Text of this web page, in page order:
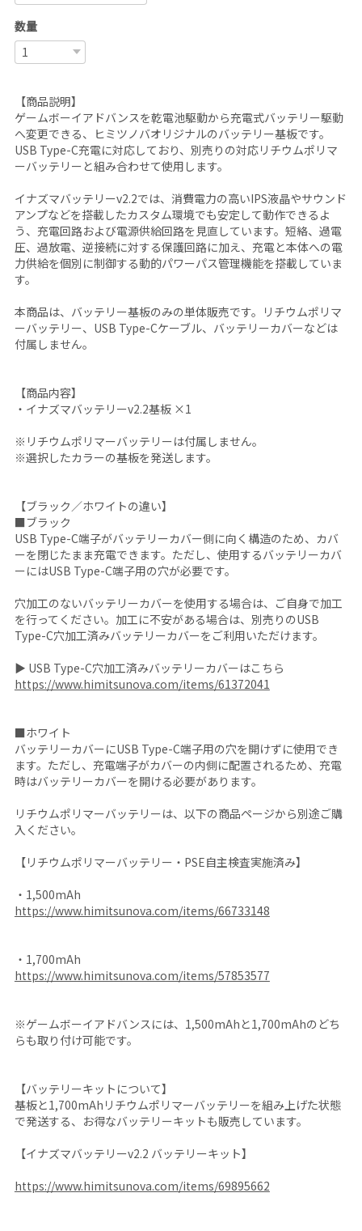
数量
【商品説明】
ゲームボーイアドバンスを乾電池駆動から充電式バッテリー駆動
へ変更できる、ヒミツノバオリジナルのバッテリー基板です。
USB Type-C充電に対応しており、別売りの対応リチウムポリマ
ーバッテリーと組み合わせて使用します。
イナズマバッテリーv2.2では、消費電力の高いIPS液晶やサウンド
アンプなどを搭載したカスタム環境でも安定して動作できるよ
う、充電回路および電源供給回路を見直しています。短絡、過電
圧、過放電、逆接続に対する保護回路に加え、充電と本体への電
力供給を個別に制御する動的パワーパス管理機能を搭載していま
す。
本商品は、バッテリー基板のみの単体販売です。リチウムポリマ
ーバッテリー、USB Type-Cケーブル、バッテリーカバーなどは
付属しません。
【商品内容】
・イナズマバッテリーv2.2基板 ×1
※リチウムポリマーバッテリーは付属しません。
※選択したカラーの基板を発送します。
【ブラック／ホワイトの違い】
■ブラック
USB Type-C端子がバッテリーカバー側に向く構造のため、カバ
ーを閉じたまま充電できます。ただし、使用するバッテリーカバ
ーにはUSB Type-C端子用の穴が必要です。
穴加工のないバッテリーカバーを使用する場合は、ご自身で加工
を行ってください。加工に不安がある場合は、別売りのUSB
Type-C穴加工済みバッテリーカバーをご利用いただけます。
▶ USB Type-C穴加工済みバッテリーカバーはこちら
https://www.himitsunova.com/items/61372041
■ホワイト
バッテリーカバーにUSB Type-C端子用の穴を開けずに使用でき
ます。ただし、充電端子がカバーの内側に配置されるため、充電
時はバッテリーカバーを開ける必要があります。
リチウムポリマーバッテリーは、以下の商品ページから別途ご購
入ください。
【リチウムポリマーバッテリー・PSE自主検査実施済み】
・1,500mAh
https://www.himitsunova.com/items/66733148
・1,700mAh
https://www.himitsunova.com/items/57853577
※ゲームボーイアドバンスには、1,500mAhと1,700mAhのどち
らも取り付け可能です。
【バッテリーキットについて】
基板と1,700mAhリチウムポリマーバッテリーを組み上げた状態
で発送する、お得なバッテリーキットも販売しています。
【イナズマバッテリーv2.2 バッテリーキット】
https://www.himitsunova.com/items/69895662